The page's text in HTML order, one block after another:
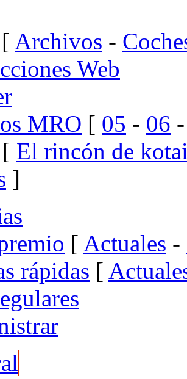
[ Archivos -
Web
MRO [ 05 - 06
[ El rincón de
]
[ Actuales -
rápidas [